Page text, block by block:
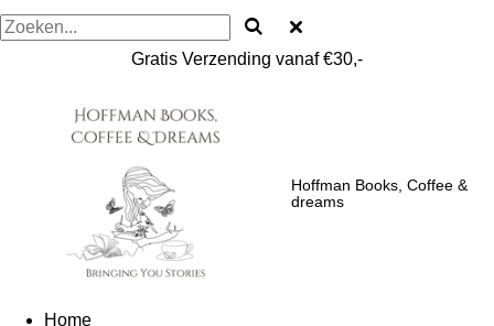
Gratis Verzending vanaf €30,-
Hoffman Books, Coffee &
dreams
Home